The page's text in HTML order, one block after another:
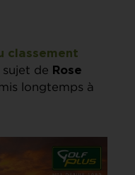
classement
de Rose
longtemps à